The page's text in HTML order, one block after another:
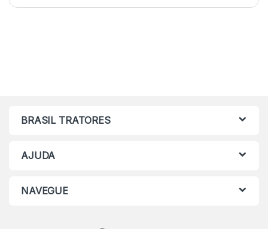
BRASIL TRATORES
AJUDA
NAVEGUE